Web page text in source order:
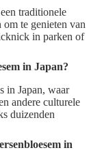
traditionele
te genieten van
in parken of
in Japan?
in Japan, waar
andere culturele
duizenden
in